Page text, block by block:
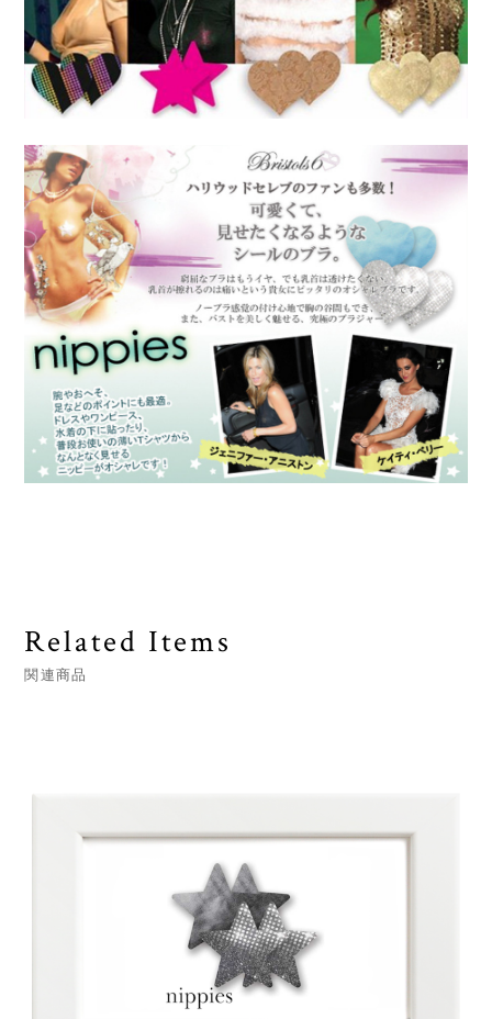
Related Items
関連商品